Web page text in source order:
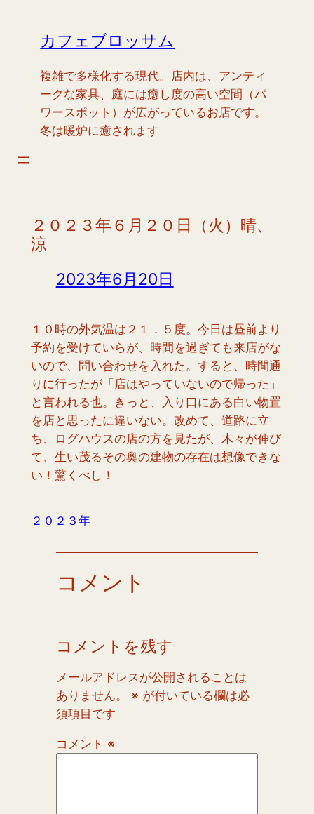
カフェブロッサム
複雑で多様化する現代。店内は、アンティ
ークな家具、庭には癒し度の高い空間（パ
ワースポット）が広がっているお店です。
冬は暖炉に癒されます
２０２３年６月２０日（火）晴、
涼
2023年6月20日
１０時の外気温は２１．５度。今日は昼前より
予約を受けていらが、時間を過ぎても来店がな
いので、問い合わせを入れた。すると、時間通
りに行ったが「店はやっていないので帰った」
と言われる也。きっと、入り口にある白い物置
を店と思ったに違いない。改めて、道路に立
ち、ログハウスの店の方を見たが、木々が伸び
て、生い茂るその奥の建物の存在は想像できな
い！驚くべし！
２０２３年
コメント
コメントを残す
メールアドレスが公開されることは
ありません。
※ が付いている欄は必
須項目です
コメント ※